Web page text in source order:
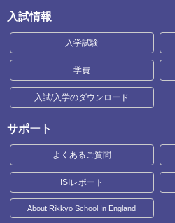
入試情報
入学試験
学費
入試/入学のダウンロード
サポート
よくあるご質問
ISIレポート
About Rikkyo School In England